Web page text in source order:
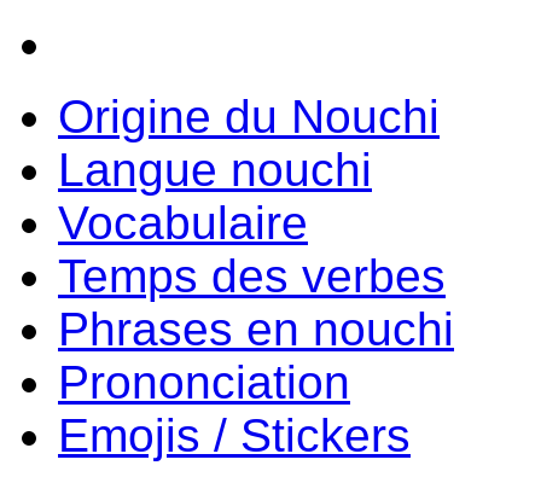
Origine du Nouchi
Langue nouchi
Vocabulaire
Temps des verbes
Phrases en nouchi
Prononciation
Emojis / Stickers